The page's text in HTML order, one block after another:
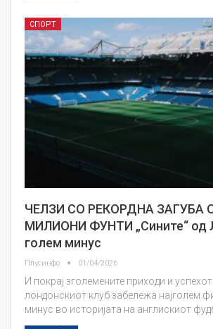
СПОРТ
ЧЕЛЗИ СО РЕКОРДНА ЗАГУБА
МИЛИОНИ ФУНТИ „Сините“ од
голем минус
Плусинфо 01/04/2026
И покрај зголемените приходи и
лондонскиот клуб забележа најголем
минус во историјата на англискиот